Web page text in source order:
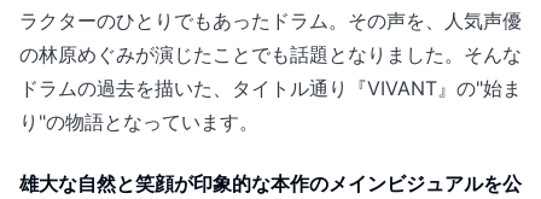
ラクターのひとりでもあったドラム。その声を、人気声優
の林原めぐみが演じたことでも話題となりました。そんな
ドラムの過去を描いた、タイトル通り『VIVANT』の"始ま
り"の物語となっています。
雄大な自然と笑顔が印象的な本作のメインビジュアルを公